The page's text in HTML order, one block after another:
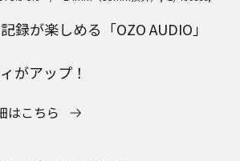
録が楽しめる「OZO AUDIO」
がアップ！
はこちら